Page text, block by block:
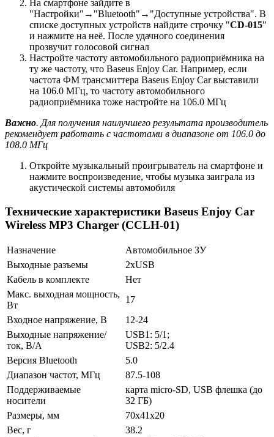
На смартфоне зайдите в
"Настройки" →"Bluetooth"→"Доступные устройства". В
списке доступных устройств найдите строчку "CD-015"
и нажмите на неё. После удачного соединения
прозвучит голосовой сигнал
Настройте частоту автомобильного радиоприёмника на
ту же частоту, что Baseus Enjoy Car. Например, если
частота ФМ трансмиттера Baseus Enjoy Car выставили
на 106.0 МГц, то частоту автомобильного
радиоприёмника тоже настройте на 106.0 МГц
Важно. Для получения наилучшего результата производитель
рекомендует работать с частотами в диапазоне от 106.0 до
108.0 МГц
Откройте музыкальный проигрыватель на смартфоне и
нажмите воспроизведение, чтобы музыка заиграла из
акустической системы автомобиля
Технические характеристики Baseus Enjoy Car
Wireless MP3 Charger (CCLH-01)
Назначение
Автомобильное ЗУ
Выходные разъемы
2xUSB
Кабель в комплекте
Нет
Макс. выходная мощность,
Вт
17
Входное напряжение, В
12-24
Выходные напряжение/
ток, В/А
USB1: 5/1;
USB2: 5/2.4
Версия Bluetooth
5.0
Диапазон частот, МГц
87.5-108
Поддерживаемые
носители
карта micro-SD, USB флешка (до
32 ГБ)
Размеры, мм
70x41x20
Вес, г
38.2